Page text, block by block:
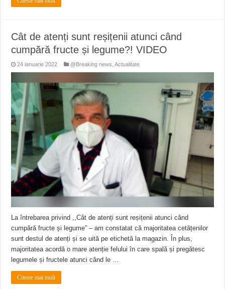
Cât de atenți sunt reșițenii atunci când
cumpără fructe și legume?! VIDEO
24 ianuarie 2022 @Breaking news ,Actualitate
La întrebarea privind ,,Cât de atenți sunt reșițenii atunci când
cumpără fructe și legume” – am constatat că majoritatea cetățenilor
sunt destul de atenți și se uită pe etichetă la magazin. În plus,
majoritatea acordă o mare atenție felului în care spală și pregătesc
legumele și fructele atunci când le …
Citeste mai mult